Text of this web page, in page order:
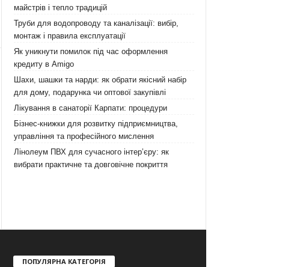
майстрів і тепло традицій
Труби для водопроводу та каналізації: вибір,
монтаж і правила експлуатації
Як уникнути помилок під час оформлення
кредиту в Amigo
Шахи, шашки та нарди: як обрати якісний набір
для дому, подарунка чи оптової закупівлі
Лікування в санаторії Карпати: процедури
Бізнес-книжки для розвитку підприємництва,
управління та професійного мислення
Лінолеум ПВХ для сучасного інтер’єру: як
вибрати практичне та довговічне покриття
ПОПУЛЯРНА КАТЕГОРІЯ